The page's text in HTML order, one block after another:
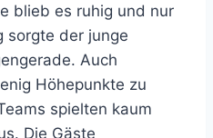
blieb es ruhig und nur
sorgte der junge
Auch
Höhepunkte zu
spielten kaum
Die Gäste